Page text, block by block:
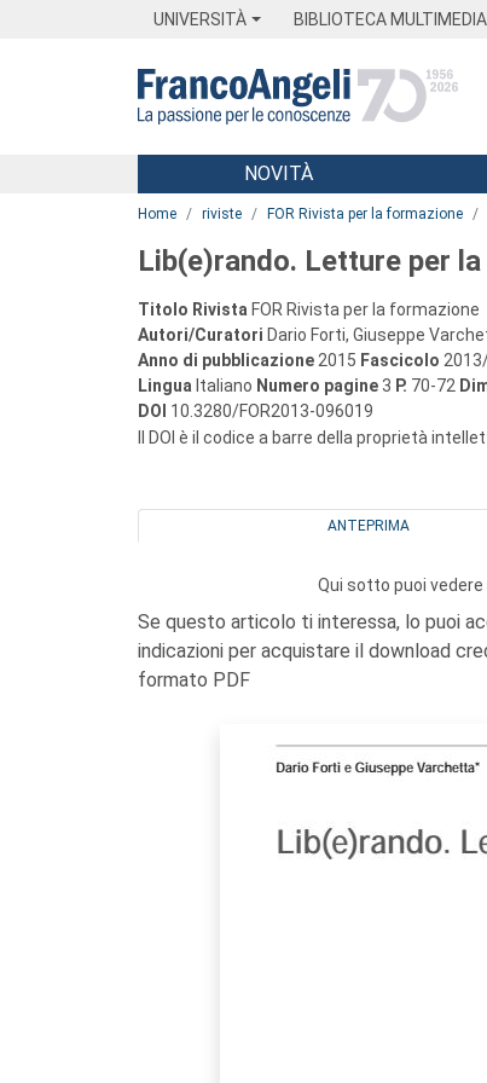
UNIVERSITÀ BIBLIOTECA
Menu
NOVITÀ
Home riviste FOR Rivista per la formazione
Lib(e)rando. Letture per
Titolo Rivista FOR Rivista per la formazione
Autori/Curatori Dario Forti, Giuseppe
Anno di pubblicazione 2015 Fascicolo
Lingua Italiano Numero pagine 3 P. 70-72
DOI 10.3280/FOR2013-096019
Il DOI è il codice a barre della proprietà
ANTEPRIMA
Qui sotto puoi
Se questo articolo ti interessa, lo puoi
indicazioni per acquistare il download
formato PDF